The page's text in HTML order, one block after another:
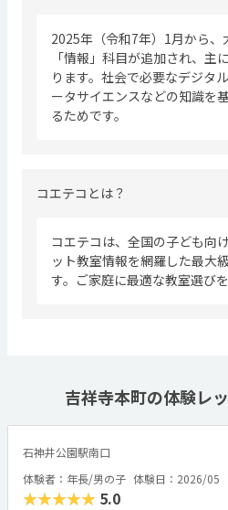
2025年（令和7年）1月から、
「情報」科目が追加され、主
ります。社会で必要なデジタ
ータサイエンスなどの知識を
るためです。
コエテコとは？
コエテコは、全国の子ども向
ット教室情報を網羅した最大
す。ご家庭に最適な教室選び
吉祥寺本町の体験レ
石神井公園駅南口
体験者：年長/男の子 体験日：2026/05
★★★★★ 5.0